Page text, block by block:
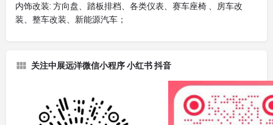
内饰改装: 方向盘、踏板排档、各类仪表、赛车座椅 、房车改
装、整车改装、新能源汽车；
关注中展远洋微信小程序 小红书 抖音